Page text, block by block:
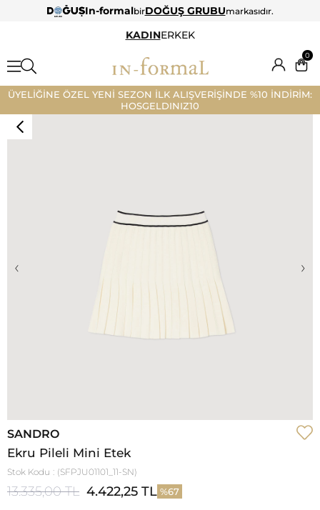
In-formalbirDOĞUŞ GRUBUmarkasıdır.
KADINERKEK
0
ÜYELİĞİNE ÖZEL YENİ SEZON İLK ALIŞVERİŞİNDE %10 İNDİRİM:
HOSGELDINIZ10
‹ ›
SANDRO
Ekru Pileli Mini Etek
Stok Kodu (SFPJU01101_11-SN)
13.335,00 TL 4.422,25 TL 67